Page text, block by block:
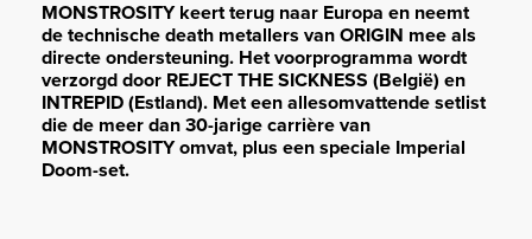
MONSTROSITY keert terug naar Europa en neemt
de technische death metallers van ORIGIN mee als
directe ondersteuning. Het voorprogramma wordt
verzorgd door REJECT THE SICKNESS (België) en
INTREPID (Estland). Met een allesomvattende setlist
die de meer dan 30-jarige carrière van
MONSTROSITY omvat, plus een speciale Imperial
Doom-set.